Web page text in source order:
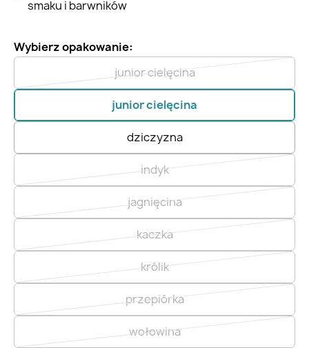
smaku i barwników
Wybierz opakowanie:
junior cielęcina
junior cielęcina
dziczyzna
indyk
jagnięcina
kaczka
królik
przepiórka
wołowina